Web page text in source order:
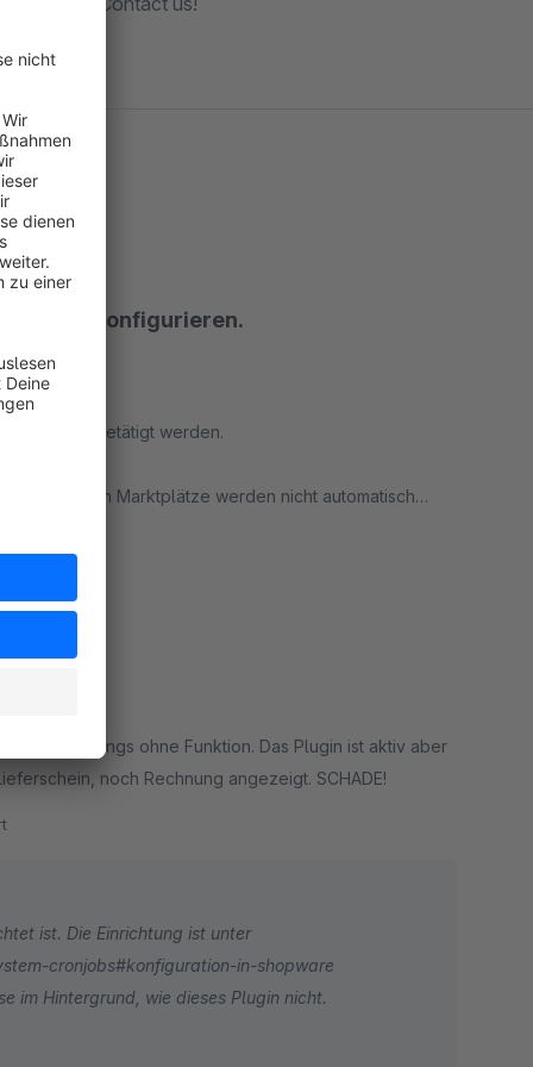
zu konfigurieren.
direkt getätigt werden.
Marktplätze werden nicht automatisch
von der Kundengruppe individuell (checkbox)
verpasst haben, wäre das eine Lösung :-). Duftig
allerdings ohne Funktion. Das Plugin ist aktiv aber
noch Rechnung angezeigt. SCHADE!
ist. Die Einrichtung ist unter
cronjobs#konfiguration-in-shopware
im Hintergrund, wie dieses Plugin nicht.